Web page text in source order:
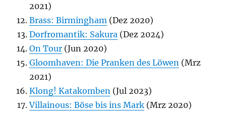
2021)
Brass: Birmingham (Dez 2020)
Dorfromantik: Sakura (Dez 2024)
On Tour (Jun 2020)
Gloomhaven: Die Pranken des Löwen (Mrz
2021)
Klong! Katakomben (Jul 2023)
Villainous: Böse bis ins Mark (Mrz 2020)